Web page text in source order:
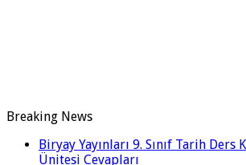
Breaking News
Biryay Yayınları 9. Sınıf Tarih
Ünitesi Cevapları